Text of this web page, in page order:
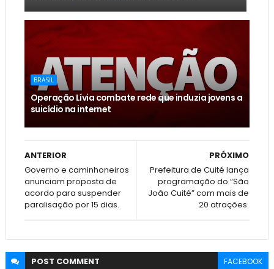
BRASIL
Operação Lívia combate rede que induzia jovens a
suicídio na internet
PRÓXIMO
Prefeitura de Cuité lança
programação do “São
João Cuité” com mais de
20 atrações.
ANTERIOR
Governo e caminhoneiros
anunciam proposta de
acordo para suspender
paralisação por 15 dias.
POST COMMENT FACEBOOK